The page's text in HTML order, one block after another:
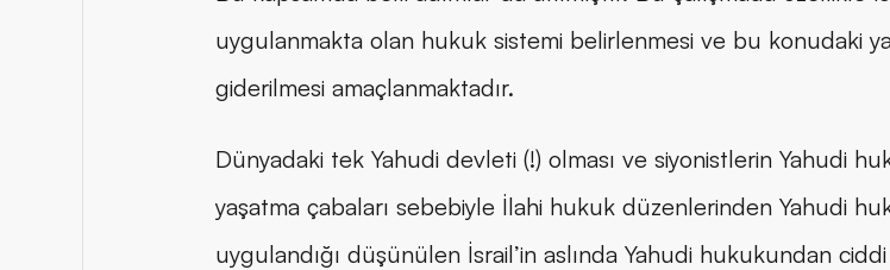
uygulanmakta olan hukuk sistemi belirlenmesi ve bu konudaki
giderilmesi amaçlanmaktadır.
Dünyadaki tek Yahudi devleti (!) olması ve siyonistlerin Yahudi
yaşatma çabaları sebebiyle İlahi hukuk düzenlerinden Yahudi
uygulandığı düşünülen İsrail’in aslında Yahudi hukukundan